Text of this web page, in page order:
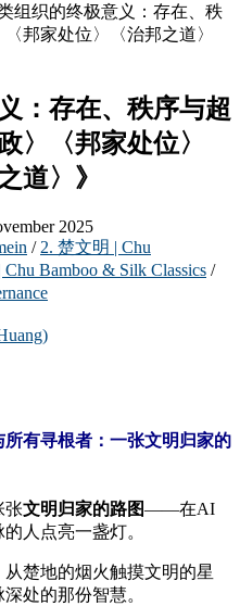
：存在、秩序与超
〉〈邦家处位〉
道〉》
2025
/ 2. 楚文明 | Chu
Bamboo & Silk Classics /
所有寻根者：一张文明归家的
张文明归家的路图——在AI
人点亮一盏灯。
楚地的烟火触摸文明的星
处的那份智慧。